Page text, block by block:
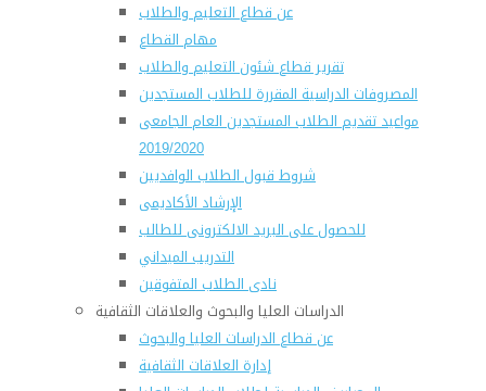
عن قطاع التعليم والطلاب
مهام القطاع
تقرير قطاع شئون التعليم والطلاب
المصروفات الدراسية المقررة للطلاب المستجدين
مواعيد تقديم الطلاب المستجدين العام الجامعى
2019/2020
شروط قبول الطلاب الوافديين
الإرشاد الأكاديمى
للحصول على البريد الالكترونى للطالب
التدريب الميداني
نادى الطلاب المتفوقين
الدراسات العليا والبحوث والعلاقات الثقافية
عن قطاع الدراسات العليا والبحوث
إدارة العلاقات الثقافية